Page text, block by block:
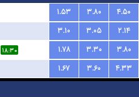
۱.۵۳ ۳.۸۰
۴.۵۰
۳.۱۰ ۳.۰۵
۲.۱۴
۱۸:۳۰ ۱.۷۸ ۳.۳۰
۳.۸۰
۱.۶۷ ۳.۶۰
۴.۳۳